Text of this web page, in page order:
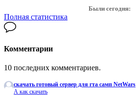
Были сегодня:
Полная статистика
Комментарии
10 последних комментариев.
скачать готовый сервер для гта самп NetWars
А как скачать